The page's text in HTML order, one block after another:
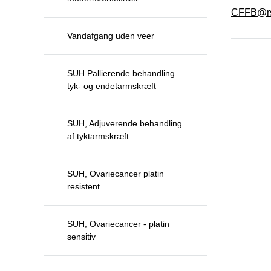
Vandafgang uden veer
SUH Pallierende behandling
tyk- og endetarmskræft
SUH, Adjuverende behandling
af tyktarmskræft
SUH, Ovariecancer platin
resistent
SUH, Ovariecancer - platin
sensitiv